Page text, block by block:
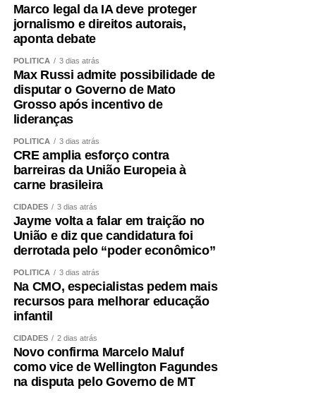
Marco legal da IA deve proteger
jornalismo e direitos autorais,
aponta debate
POLÍTICA 3 dias atrás
Max Russi admite possibilidade de
disputar o Governo de Mato
Grosso após incentivo de
lideranças
POLÍTICA 3 dias atrás
CRE amplia esforço contra
barreiras da União Europeia à
carne brasileira
CIDADES 3 dias atrás
Jayme volta a falar em traição no
União e diz que candidatura foi
derrotada pelo “poder econômico”
POLÍTICA 3 dias atrás
Na CMO, especialistas pedem mais
recursos para melhorar educação
infantil
CIDADES 2 dias atrás
Novo confirma Marcelo Maluf
como vice de Wellington Fagundes
na disputa pelo Governo de MT